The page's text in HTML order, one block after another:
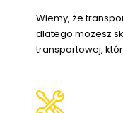
Wiemy, że
dlatego możesz
transportowej,